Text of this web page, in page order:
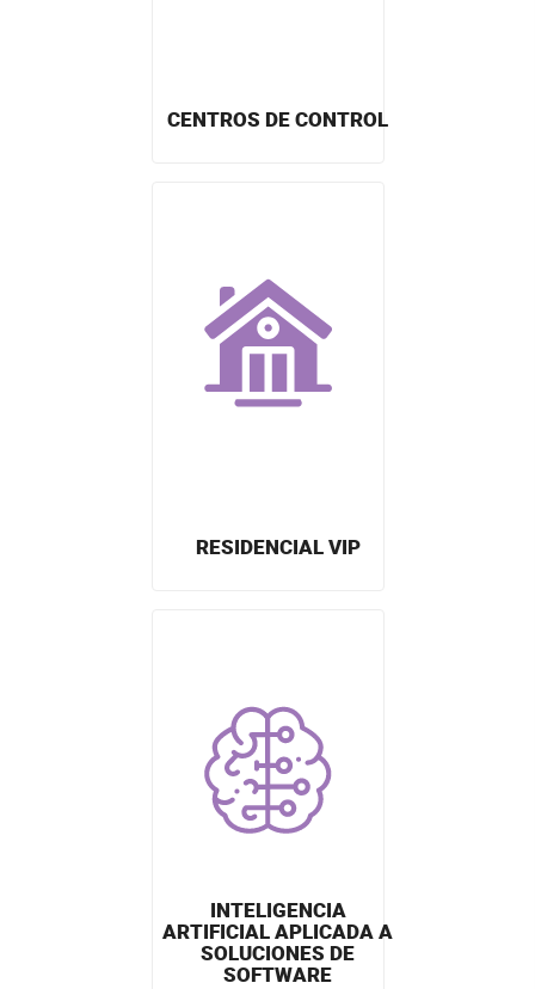
CENTROS DE CONTROL
RESIDENCIAL VIP
INTELIGENCIA
ARTIFICIAL APLICADA A
SOLUCIONES DE
SOFTWARE